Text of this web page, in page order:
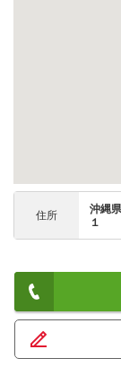
住所
沖縄
１